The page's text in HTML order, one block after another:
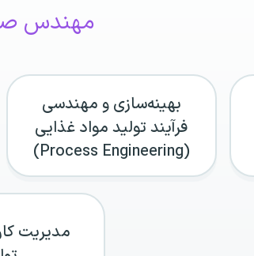
مهندس
بهینه‌سازی و مهندسی
فرآیند تولید مواد غذایی
(Process Engineering)
مدیریت